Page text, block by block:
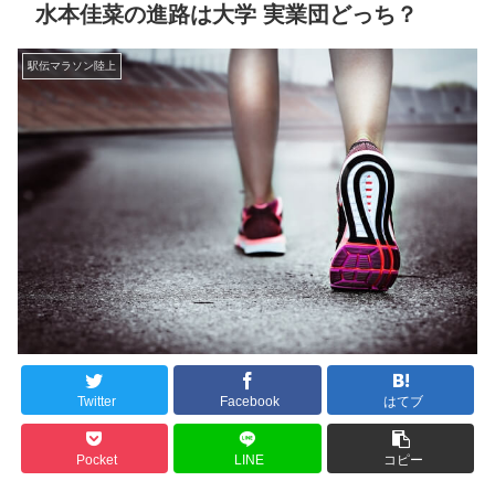
水本佳菜の進路は大学 実業団どっち？
駅伝マラソン陸上
Twitter Facebook はてブ
Pocket LINE コピー